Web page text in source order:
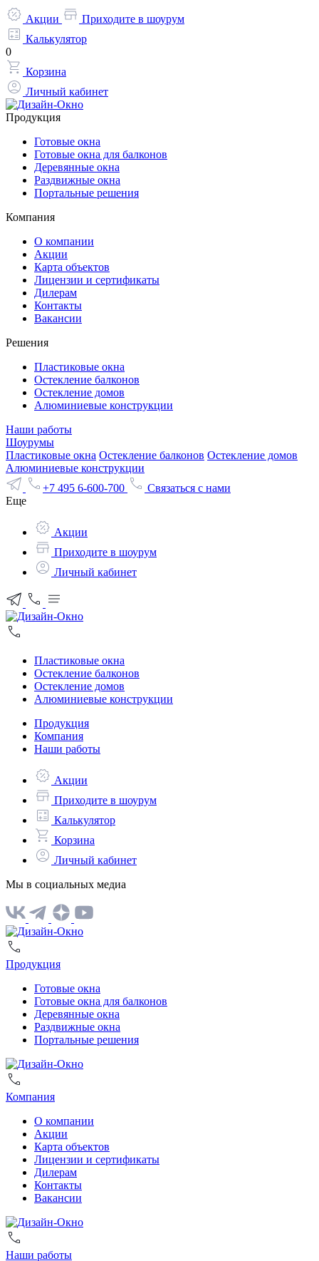
Акции
Приходите в шоурум
Калькулятор
0
Корзина
Личный кабинет
Продукция
Готовые окна
Готовые окна для балконов
Деревянные окна
Раздвижные окна
Портальные решения
Компания
О компании
Акции
Карта объектов
Лицензии и сертификаты
Дилерам
Контакты
Вакансии
Решения
Пластиковые окна
Остекление балконов
Остекление домов
Алюминиевые конструкции
Наши работы
Шоурумы
Пластиковые окна Остекление балконов Остекление домов
Алюминиевые конструкции
+7 495 6-600-700
Связаться с нами
Еще
Акции
Приходите в шоурум
Личный кабинет
Пластиковые окна
Остекление балконов
Остекление домов
Алюминиевые конструкции
Продукция
Компания
Наши работы
Акции
Приходите в шоурум
Калькулятор
Корзина
Личный кабинет
Мы в социальных медиа
Продукция
Готовые окна
Готовые окна для балконов
Деревянные окна
Раздвижные окна
Портальные решения
Компания
О компании
Акции
Карта объектов
Лицензии и сертификаты
Дилерам
Контакты
Вакансии
Наши работы